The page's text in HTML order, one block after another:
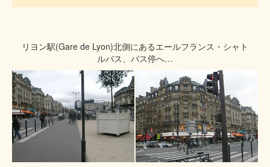
リヨン駅(Gare de Lyon)北側にあるエールフランス・シャト
ルバス、バス停へ…